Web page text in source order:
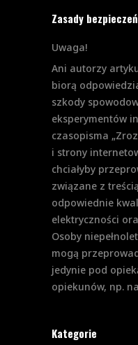
Zasady
Uwaga!
Ani autorzy
biorą
szkody
eksperymentów
czasopisma
i strony
chciałyby
związane z
odpowiednie
elektryczności
Osoby
mogą
jedynie pod
opiekunów, np.
Kategorie